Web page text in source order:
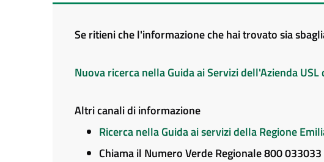
Se ritieni che l'informazione che hai trovato sia
Nuova ricerca nella Guida ai Servizi dell'Azienda USL
Altri canali di informazione
Ricerca nella Guida ai servizi della Regione
Chiama il Numero Verde Regionale 800 033033